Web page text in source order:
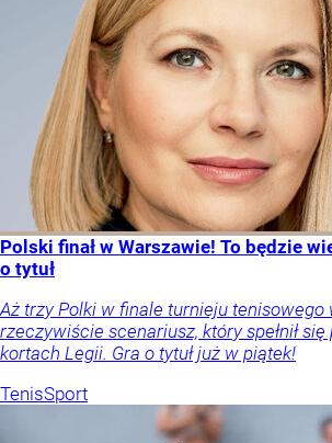
Polski finał w Warszawie! To będzie
o tytuł
Aż trzy Polki w finale turnieju tenisowego
rzeczywiście scenariusz, który spełnił
kortach Legii. Gra o tytuł już w piątek!
TenisSport